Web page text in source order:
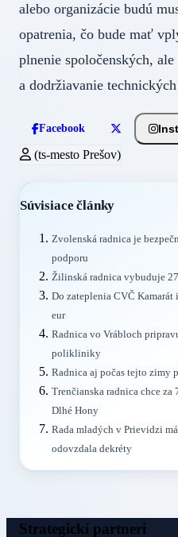
alebo organizácie budú
opatrenia, čo bude mať
plnenie spoločenských,
a dodržiavanie
Facebook
(ts-mesto Prešov)
Súvisiace články
Zvolenská radnica je
podporu
Žilinská radnica vybuduje
Do zateplenia CVČ
eur
Radnica vo Vrábloch
polikliniky
Radnica aj počas tejto zimy
Trenčianska radnica chce
Dlhé Hony
Rada mladých v Prievidzi
odovzdala dekréty
Strategickí partneri